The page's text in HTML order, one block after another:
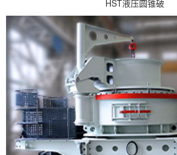
HST液压圆锥破